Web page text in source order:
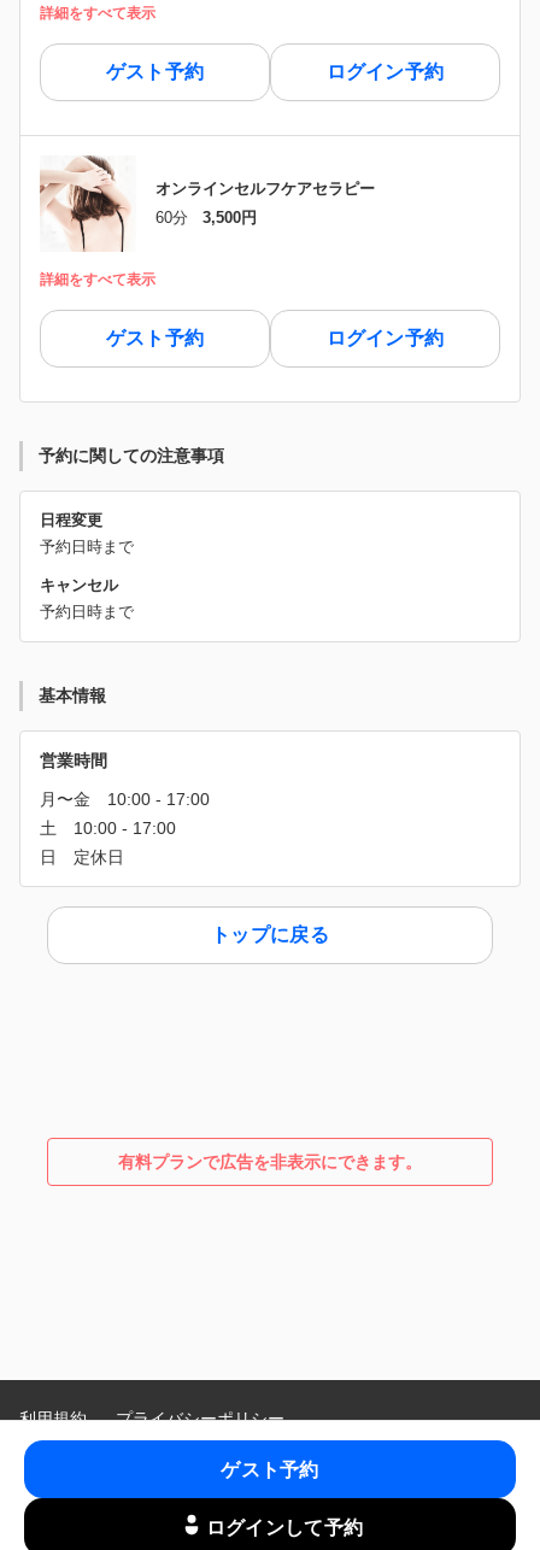
詳細をすべて表示
ゲスト予約 ログイン予約
オンラインセルフケアセラピー
60分
3,500円
詳細をすべて表示
ゲスト予約 ログイン予約
予約に関しての注意事項
日程変更
予約日時まで
キャンセル
予約日時まで
基本情報
営業時間
トップに戻る
有料プランで広告を非表示にできます。
利用規約
プライバシーポリシー
特定商取引法に基づく表示
Language
ゲスト予約
ログインして予約